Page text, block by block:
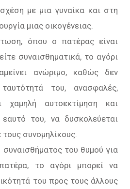
με μια γυναίκα και στη
μιας οικογένειας.
όπου ο πατέρας είναι
συναισθηματικά, το αγόρι
ανώριμο, καθώς δεν
του, ανασφαλές,
αυτοεκτίμηση και
του, να δυσκολεύεται
συνομηλίκους.
του θυμού για
το αγόρι μπορεί να
του προς τους άλλους